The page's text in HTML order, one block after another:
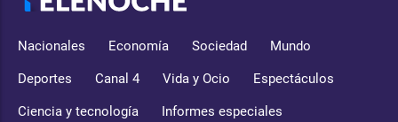
Nacionales Economía Sociedad Mundo
Deportes Canal 4 Vida y Ocio Espectáculos
Ciencia y tecnología Informes especiales